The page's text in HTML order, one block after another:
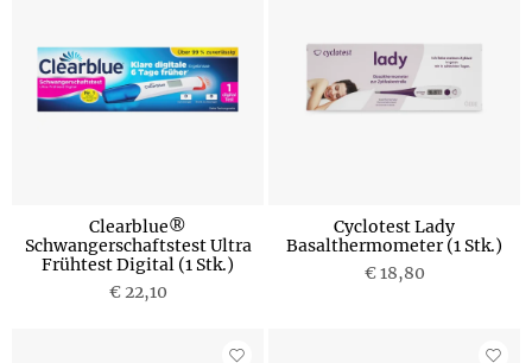
Clearblue®
Schwangerschaftstest Ultra
Frühtest Digital (1 Stk.)
€ 22,10
Cyclotest Lady
Basalthermometer (1 Stk.)
€ 18,80